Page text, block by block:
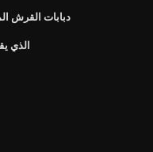
دبابات القرش الموسم 8 حلقات
الذي